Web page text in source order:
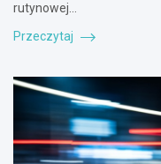
rutynowej…
Przeczytaj